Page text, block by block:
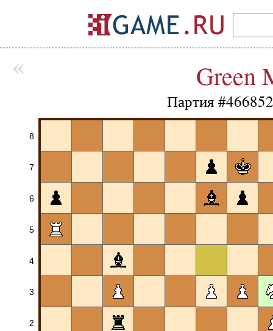
Green
Партия
8
7
6
5
4
3
2
«